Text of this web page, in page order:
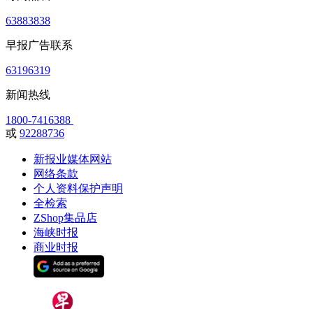
63883838
早报广告联系
63196319
新闻热线
1800-7416388
或 92288736
新报业媒体网站
网络条款
个人资料保护声明
全检索
ZShop集品店
海峡时报
商业时报